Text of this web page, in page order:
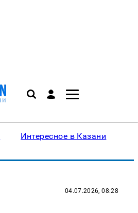
Интересное в Казани
04.07.2026, 08:28